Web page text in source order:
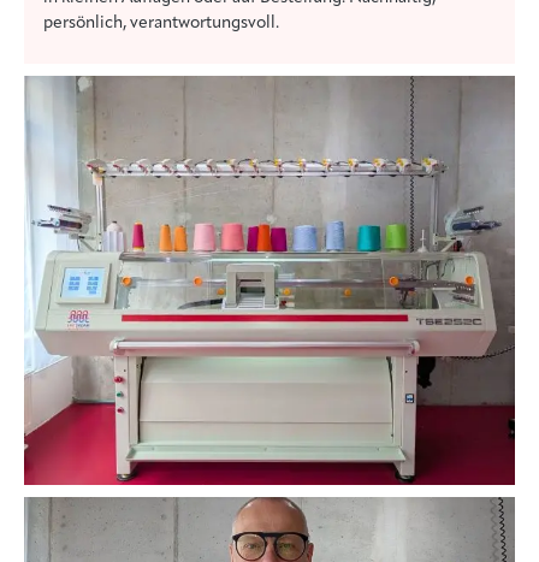
persönlich, verantwortungsvoll.